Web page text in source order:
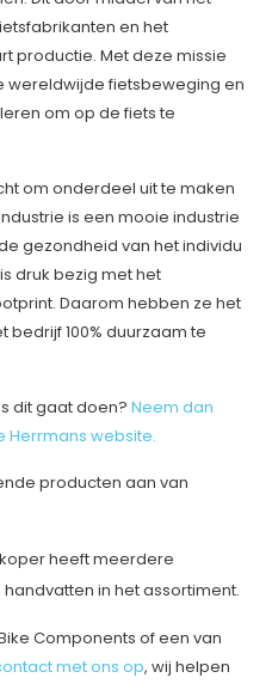
en het
productie. Met deze missie
wereldwijde fietsbeweging en
om op de fiets te
om onderdeel uit te maken
is een mooie industrie
gezondheid van het individu
druk bezig met het
Daarom hebben ze het
bedrijf 100% duurzaam te
dit gaat doen?Neem dan
Herrmans website.
producten aan van
heeft meerdere
in het assortiment.
Components of een van
met ons op, wij helpen